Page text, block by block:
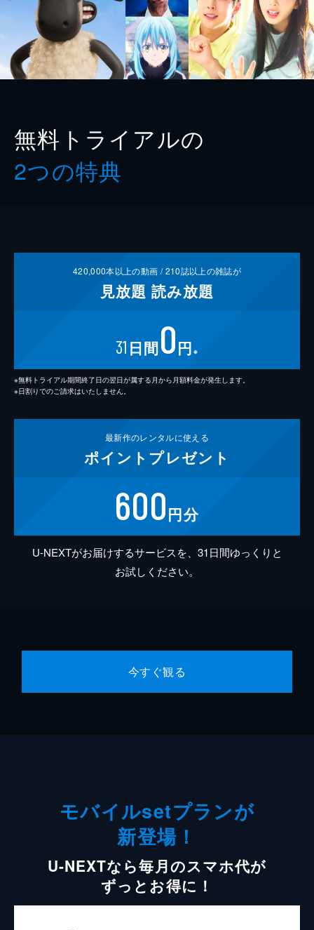
無料トライアルの
2つの特典
420,000本以上の動画 /210誌以上の雑誌が
見放題 読み放題
31 日間0円 ※
※無料トライアル期間終了日の翌日が属する月から月額料金が発生します。
※日割りでのご請求はいたしません。
最新作のレンタルに使える
ポイント プレゼント
600円分
U-NEXTがお届けするサービスを、31日間ゆっくりと
お試しください。
今すぐ観る
モバイルsetプランが
新登場！
U-NEXTなら毎月のスマホ代が
ずっとお得に！